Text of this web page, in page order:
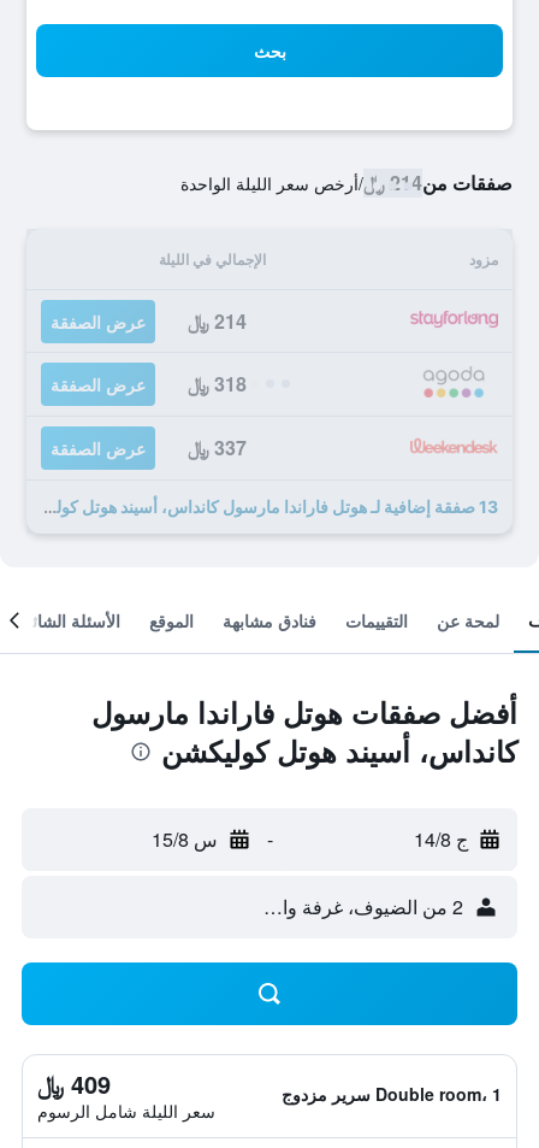
بحث
صفقات من214 ﷼ /أرخص سعر الليلة الواحدة
مزود الإجمالي في الليلة
214 ﷼ عرض الصفقة
318 ﷼ عرض الصفقة
337 ﷼ عرض الصفقة
13 صفقة إضافية لـ هوتل فاراندا مارسول كانداس، أسيند هوتل كوليكشن
لمحة عن التقييمات فنادق مشابهة الموقع الأسئلة الشائعة
أفضل صفقات هوتل فاراندا مارسول
كانداس، أسيند هوتل كوليكشن
ج 14/8 - س 15/8
2 من الضيوف، غرفة واحدة
Double room، 1 سرير مزدوج 409 ﷼
سعر الليلة شامل الرسوم